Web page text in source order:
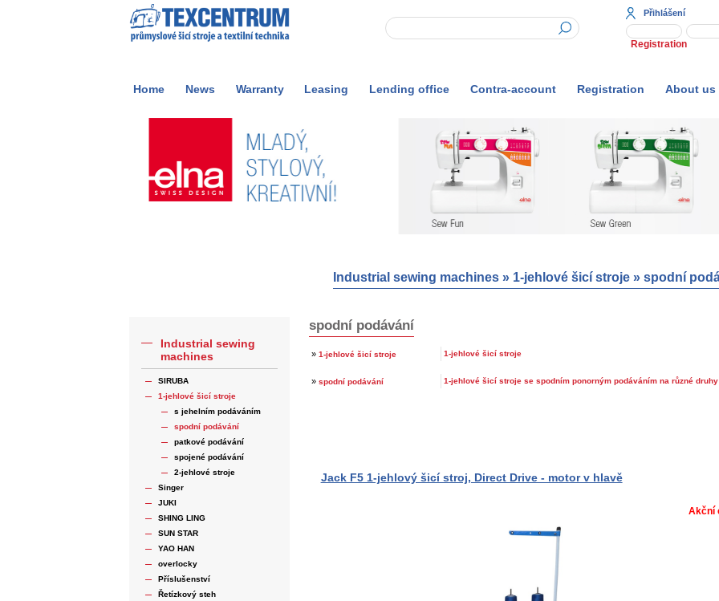
Přihlášení
Registration
Home News Warranty Leasing Lending office Contra-account Registration About us
Industrial sewing machines» 1-jehlové šicí stroje» spodní
Industrial sewing
machines
SIRUBA
1-jehlové šicí stroje
s jehelním podáváním
spodní podávání
patkové podávání
spojené podávání
2-jehlové stroje
Singer
JUKI
SHING LING
SUN STAR
YAO HAN
overlocky
Příslušenství
Řetízkový steh
spodní podávání
» 1-jehlové šicí stroje 1-jehlové šicí stroje
» spodní podávání 1-jehlové šicí stroje se spodním ponorným podáváním na různé
Jack F5 1-jehlový šicí stroj, Direct Drive - motor v hlavě
Akční